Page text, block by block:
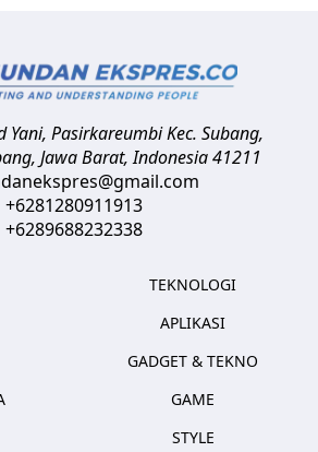
Yani, Pasirkareumbi Kec. Subang,
Jawa Barat,Indonesia41211
+6281280911913
+6289688232338
TEKNOLOGI
APLIKASI
GADGET & TEKNO
GAME
STYLE